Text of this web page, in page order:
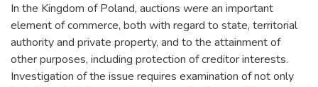
In the Kingdom of Poland, auctions were an important
element of commerce, both with regard to state, territorial
authority and private property, and to the attainment of
other purposes, including protection of creditor interests.
Investigation of the issue requires examination of not only